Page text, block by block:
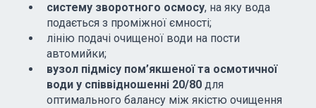
систему зворотного осмосу, на яку вода
подається з проміжної ємності;
лінію подачі очищеної води на пости
автомийки;
вузол підмісу пом’якшеної та осмотичної
води у співвідношенні 20/80 для
оптимального балансу між якістю очищення